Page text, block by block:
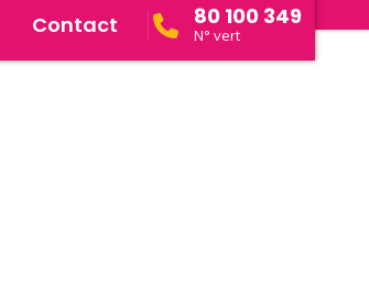
Contact 80 100 349
N° vert